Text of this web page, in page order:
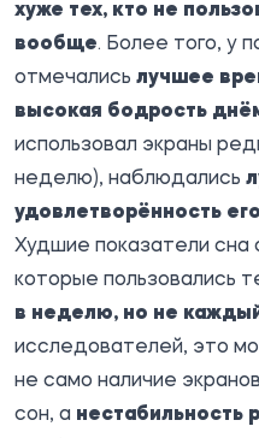
хуже тех, кто не
вообще. Более того, у
отмечались лучшее
высокая бодрость
использовал экраны
неделю), наблюдались
удовлетворённость
Худшие показатели сна
которые пользовались
в неделю, но не
исследователей, это
не само наличие
сон, а нестабильность